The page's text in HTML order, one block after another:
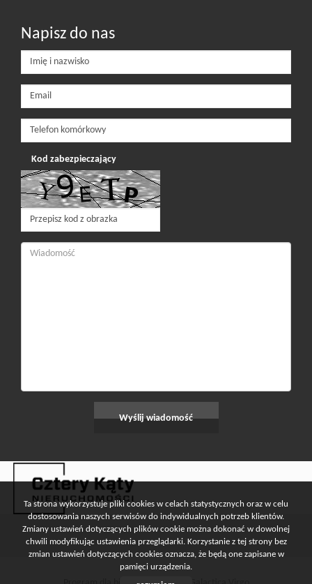
Napisz do nas
Kod zabezpieczający
Ta strona wykorzystuje pliki cookies w celach statystycznych oraz w celu
dostosowania naszych serwisów do indywidualnych potrzeb klientów.
Zmiany ustawień dotyczących plików cookie można dokonać w dowolnej
chwili modyfikując ustawienia przeglądarki. Korzystanie z tej strony bez
zmian ustawień dotyczących cookies oznacza, że będą one zapisane w
pamięci urządzenia.